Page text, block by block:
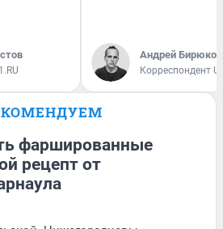
Андрей Бирюков
Корреспондент
фаршированные
рецепт от